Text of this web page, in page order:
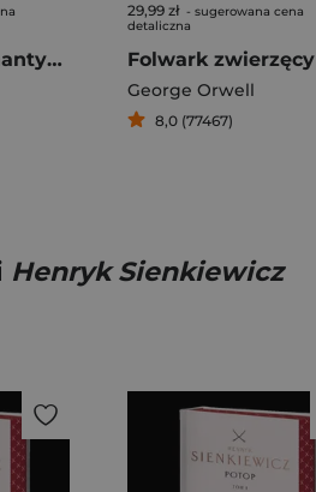
Rozważna i romantyczna
29,99 zł - sugerowana cena
detaliczna
Folwark zwierzęcy
George Orwell
8,0 (77467)
Henryk Sienkiewicz